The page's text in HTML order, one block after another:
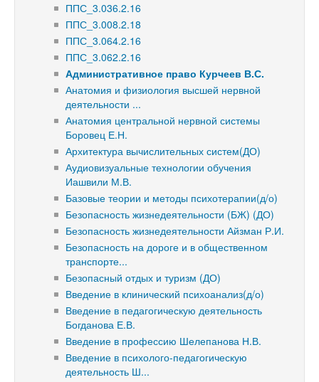
ППС_3.036.2.16
ППС_3.008.2.18
ППС_3.064.2.16
ППС_3.062.2.16
Административное право Курчеев В.С.
Анатомия и физиология высшей нервной
деятельности ...
Анатомия центральной нервной системы
Боровец Е.Н.
Архитектура вычислительных систем(ДО)
Аудиовизуальные технологии обучения
Иашвили М.В.
Базовые теории и методы психотерапии(д/о)
Безопасность жизнедеятельности (БЖ) (ДО)
Безопасность жизнедеятельности Айзман Р.И.
Безопасность на дороге и в общественном
транспорте...
Безопасный отдых и туризм (ДО)
Введение в клинический психоанализ(д/о)
Введение в педагогическую деятельность
Богданова Е.В.
Введение в профессию Шелепанова Н.В.
Введение в психолого-педагогическую
деятельность Ш...